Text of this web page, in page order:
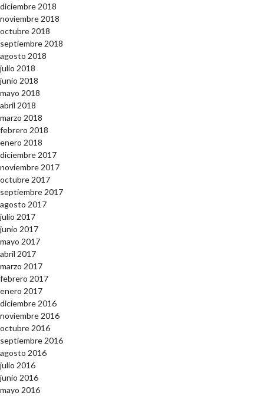
diciembre 2018
noviembre 2018
octubre 2018
septiembre 2018
agosto 2018
julio 2018
junio 2018
mayo 2018
abril 2018
marzo 2018
febrero 2018
enero 2018
diciembre 2017
noviembre 2017
octubre 2017
septiembre 2017
agosto 2017
julio 2017
junio 2017
mayo 2017
abril 2017
marzo 2017
febrero 2017
enero 2017
diciembre 2016
noviembre 2016
octubre 2016
septiembre 2016
agosto 2016
julio 2016
junio 2016
mayo 2016